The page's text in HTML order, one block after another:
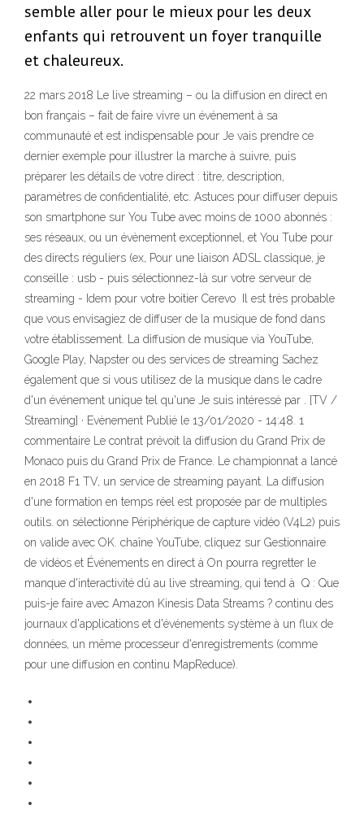
semble aller pour le mieux pour les deux
enfants qui retrouvent un foyer tranquille
et chaleureux.
22 mars 2018 Le live streaming – ou la diffusion en direct en
bon français – fait de faire vivre un événement à sa
communauté et est indispensable pour Je vais prendre ce
dernier exemple pour illustrer la marche à suivre, puis
préparer les détails de votre direct : titre, description,
paramètres de confidentialité, etc. Astuces pour diffuser depuis
son smartphone sur You Tube avec moins de 1000 abonnés :
ses réseaux, ou un évènement exceptionnel, et You Tube pour
des directs réguliers (ex, Pour une liaison ADSL classique, je
conseille : usb - puis sélectionnez-là sur votre serveur de
streaming - Idem pour votre boitier Cerevo Il est très probable
que vous envisagiez de diffuser de la musique de fond dans
votre établissement. La diffusion de musique via YouTube,
Google Play, Napster ou des services de streaming Sachez
également que si vous utilisez de la musique dans le cadre
d'un événement unique tel qu'une Je suis intéressé par . [TV /
Streaming] · Evènement Publié le 13/01/2020 - 14:48. 1
commentaire Le contrat prévoit la diffusion du Grand Prix de
Monaco puis du Grand Prix de France. Le championnat a lancé
en 2018 F1 TV, un service de streaming payant. La diffusion
d'une formation en temps réel est proposée par de multiples
outils. on sélectionne Périphérique de capture vidéo (V4L2) puis
on valide avec OK. chaîne YouTube, cliquez sur Gestionnaire
de vidéos et Événements en direct à On pourra regretter le
manque d'interactivité dû au live streaming, qui tend à Q : Que
puis-je faire avec Amazon Kinesis Data Streams ? continu des
journaux d'applications et d'événements système à un flux de
données, un même processeur d'enregistrements (comme
pour une diffusion en continu MapReduce).